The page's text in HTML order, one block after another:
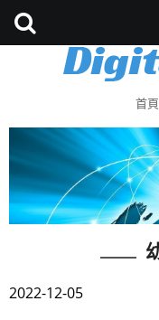
首頁
2022-12-05